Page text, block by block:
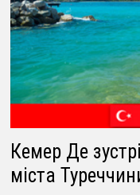
Кемер Де
міста